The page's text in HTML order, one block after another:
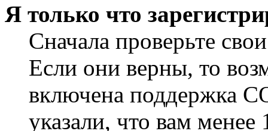
Я только что
Сначала проверьте
Если они верны, то
включена поддержка
указали, что вам